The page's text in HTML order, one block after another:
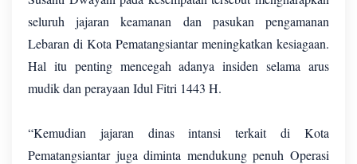
seluruh jajaran keamanan dan pasukan pengamanan
Lebaran di Kota Pematangsiantar meningkatkan kesiagaan.
Hal itu penting mencegah adanya insiden selama arus
mudik dan perayaan Idul Fitri 1443 H.
“Kemudian jajaran dinas intansi terkait di Kota
Pematangsiantar juga diminta mendukung penuh Operasi